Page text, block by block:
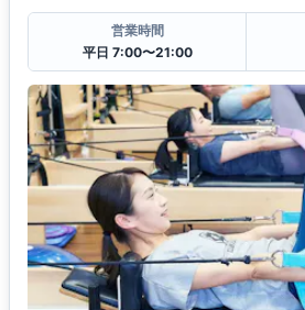
営業時間
平日 7:00〜21:00